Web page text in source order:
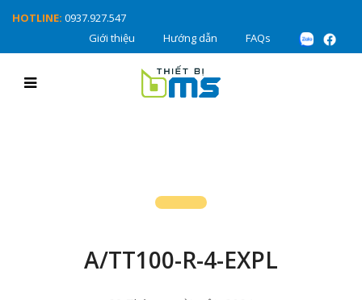
HOTLINE: 0937.927.547
Giới thiệu
Hướng dẫn FAQs
A/TT100-R-4-EXPL